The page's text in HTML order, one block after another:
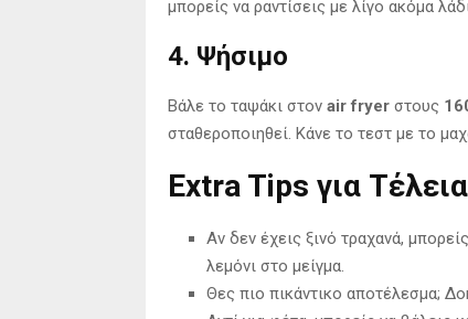
μπορείς να ραντίσεις με λίγο ακόμα
4. Ψήσιμο
Βάλε το ταψάκι στον air fryer στους
σταθεροποιηθεί. Κάνε το τεστ με το
Extra Tips για
Αν δεν έχεις ξινό τραχανά,
λεμόνι στο μείγμα.
Θες πιο πικάντικο αποτέλεσμα;